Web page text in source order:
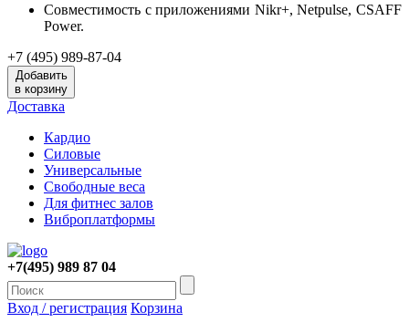
Совместимость с приложениями Nikr+, Netpulse, CSAFF
Power.
+7 (495) 989-87-04
Добавить
в корзину
Доставка
Кардио
Силовые
Универсальные
Свободные веса
Для фитнес залов
Виброплатформы
+7(495) 989 87 04
Вход / регистрация Корзина